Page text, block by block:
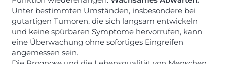
Unter bestimmten Umständen, insbesondere bei
gutartigen Tumoren, die sich langsam entwickeln
und keine spürbaren Symptome hervorrufen, kann
eine Überwachung ohne sofortiges Eingreifen
angemessen sein.